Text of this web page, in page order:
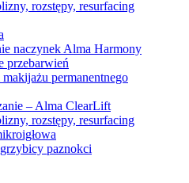
rozstępy, resurfacing
naczynek Alma Harmony
przebarwień
permanentnego
– Alma ClearLift
rozstępy, resurfacing
paznokci